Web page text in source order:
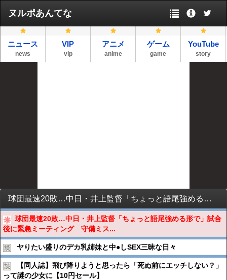
ヌルポあんてな
ニュース
news
VIP
vip
アニメ
anime
ゲーム
game
YouTube
story
球団最速20敗…中日・井上監督「ちょっと語尾強める形で」試合後に緊急ミーティング 守備ミス相次ぎ自滅
球団最速20敗…中日・井上監督「ちょっと語尾強める形で」試合
後に緊急ミーティング 守備ミス...
ヤりたい盛りのデカ乳姉妹と中●︎しSEX三昧な日々
【同人誌】飛び降りようと思ったら「死ぬ前にエッチしない？」
って謎の少女に【10円セール】